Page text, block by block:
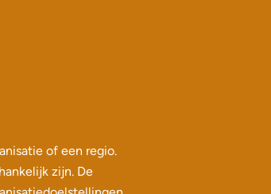
of een regio.
zijn. De